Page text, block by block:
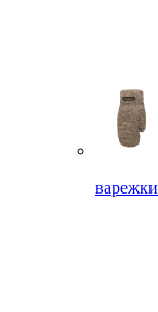
варежки